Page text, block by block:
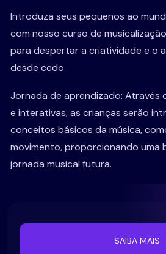
Introduza seus pequenos ao
com nosso curso de
para despertar a criatividade e o
desde cedo.
Jornada de aprendizado: Através
e interativas, as crianças serão
conceitos básicos da música,
movimento, proporcionando uma
jornada musical futura.
SAIBA MAIS